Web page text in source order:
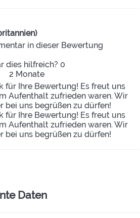
in dieser Bewertung
dies hilfreich? 0
2 Monate
für Ihre Bewertung! Es freut uns
Aufenthalt zufrieden waren. Wir
bei uns begrüßen zu dürfen!
für Ihre Bewertung! Es freut uns
Aufenthalt zufrieden waren. Wir
bei uns begrüßen zu dürfen!
Daten